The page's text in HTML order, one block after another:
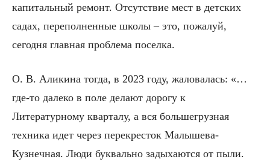
капитальный ремонт. Отсутствие мест в детских
садах, переполненные школы – это, пожалуй,
сегодня главная проблема поселка.
О. В. Аликина тогда, в 2023 году, жаловалась: «…
где-то далеко в поле делают дорогу к
Литературному кварталу, а вся большегрузная
техника идет через перекресток Малышева-
Кузнечная. Люди буквально задыхаются от пыли.